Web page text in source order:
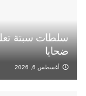
ضحايا
أغسطس 6, 2026